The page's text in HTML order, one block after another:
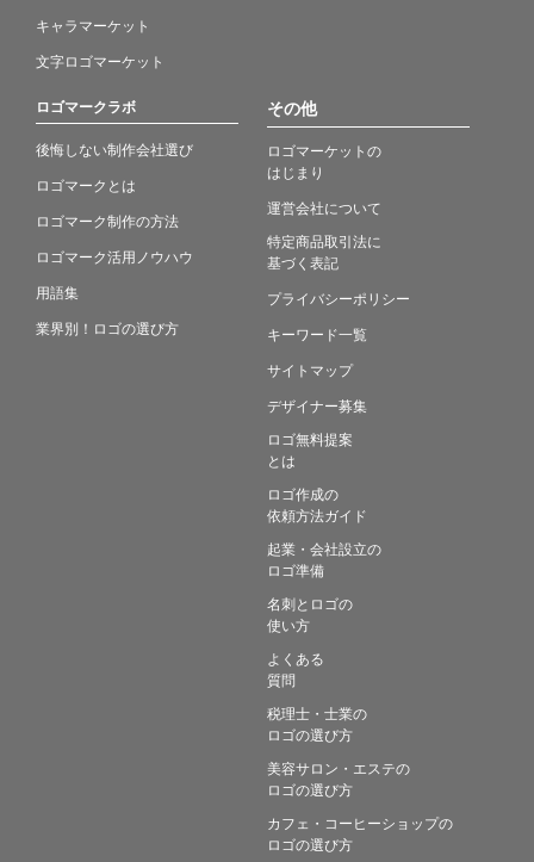
キャラマーケット
文字ロゴマーケット
ロゴマークラボ
後悔しない制作会社選び
ロゴマークとは
ロゴマーク制作の方法
ロゴマーク活用ノウハウ
用語集
業界別！ロゴの選び方
その他
ロゴマーケットの
はじまり
運営会社について
特定商品取引法に
基づく表記
プライバシーポリシー
キーワード一覧
サイトマップ
デザイナー募集
ロゴ無料提案
とは
ロゴ作成の
依頼方法ガイド
起業・会社設立の
ロゴ準備
名刺とロゴの
使い方
よくある
質問
税理士・士業の
ロゴの選び方
美容サロン・エステの
ロゴの選び方
カフェ・コーヒーショップの
ロゴの選び方